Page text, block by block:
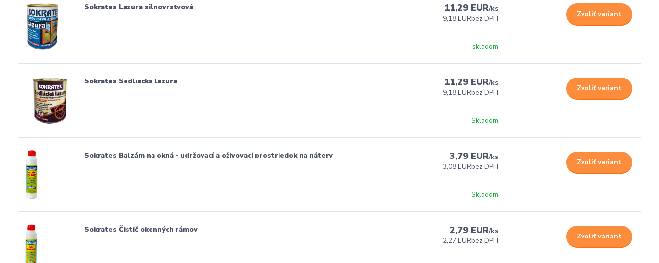
Sokrates Lazura silnovrstvová 11,29 EUR/ks
9,18 EURbez DPH
skladom
Zvoliť variant
Sokrates Sedliacka lazura 11,29 EUR/ks
9,18 EURbez DPH
Skladom
Zvoliť variant
Sokrates Balzám na okná - udržovací a oživovací prostriedok na nátery 3,79 EUR/ks
3,08 EURbez DPH
Skladom
Zvoliť variant
Sokrates Čistič okenných rámov 2,79 EUR/ks
2,27 EURbez DPH Zvoliť variant